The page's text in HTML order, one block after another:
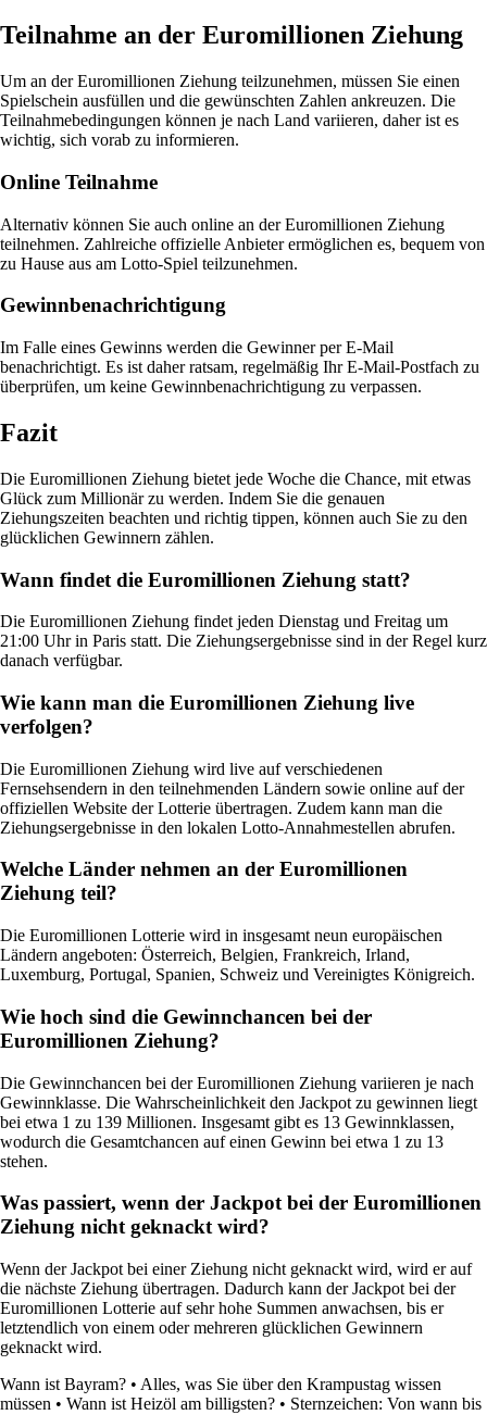
Teilnahme an der Euromillionen Ziehung
Um an der Euromillionen Ziehung teilzunehmen, müssen Sie einen
Spielschein ausfüllen und die gewünschten Zahlen ankreuzen. Die
Teilnahmebedingungen können je nach Land variieren, daher ist es
wichtig, sich vorab zu informieren.
Online Teilnahme
Alternativ können Sie auch online an der Euromillionen Ziehung
teilnehmen. Zahlreiche offizielle Anbieter ermöglichen es, bequem von
zu Hause aus am Lotto-Spiel teilzunehmen.
Gewinnbenachrichtigung
Im Falle eines Gewinns werden die Gewinner per E-Mail
benachrichtigt. Es ist daher ratsam, regelmäßig Ihr E-Mail-Postfach zu
überprüfen, um keine Gewinnbenachrichtigung zu verpassen.
Fazit
Die Euromillionen Ziehung bietet jede Woche die Chance, mit etwas
Glück zum Millionär zu werden. Indem Sie die genauen
Ziehungszeiten beachten und richtig tippen, können auch Sie zu den
glücklichen Gewinnern zählen.
Wann findet die Euromillionen Ziehung statt?
Die Euromillionen Ziehung findet jeden Dienstag und Freitag um
21:00 Uhr in Paris statt. Die Ziehungsergebnisse sind in der Regel kurz
danach verfügbar.
Wie kann man die Euromillionen Ziehung live
verfolgen?
Die Euromillionen Ziehung wird live auf verschiedenen
Fernsehsendern in den teilnehmenden Ländern sowie online auf der
offiziellen Website der Lotterie übertragen. Zudem kann man die
Ziehungsergebnisse in den lokalen Lotto-Annahmestellen abrufen.
Welche Länder nehmen an der Euromillionen
Ziehung teil?
Die Euromillionen Lotterie wird in insgesamt neun europäischen
Ländern angeboten: Österreich, Belgien, Frankreich, Irland,
Luxemburg, Portugal, Spanien, Schweiz und Vereinigtes Königreich.
Wie hoch sind die Gewinnchancen bei der
Euromillionen Ziehung?
Die Gewinnchancen bei der Euromillionen Ziehung variieren je nach
Gewinnklasse. Die Wahrscheinlichkeit den Jackpot zu gewinnen liegt
bei etwa 1 zu 139 Millionen. Insgesamt gibt es 13 Gewinnklassen,
wodurch die Gesamtchancen auf einen Gewinn bei etwa 1 zu 13
stehen.
Was passiert, wenn der Jackpot bei der Euromillionen
Ziehung nicht geknackt wird?
Wenn der Jackpot bei einer Ziehung nicht geknackt wird, wird er auf
die nächste Ziehung übertragen. Dadurch kann der Jackpot bei der
Euromillionen Lotterie auf sehr hohe Summen anwachsen, bis er
letztendlich von einem oder mehreren glücklichen Gewinnern
geknackt wird.
Wann ist Bayram? • Alles, was Sie über den Krampustag wissen
müssen • Wann ist Heizöl am billigsten? • Sternzeichen: Von wann bis